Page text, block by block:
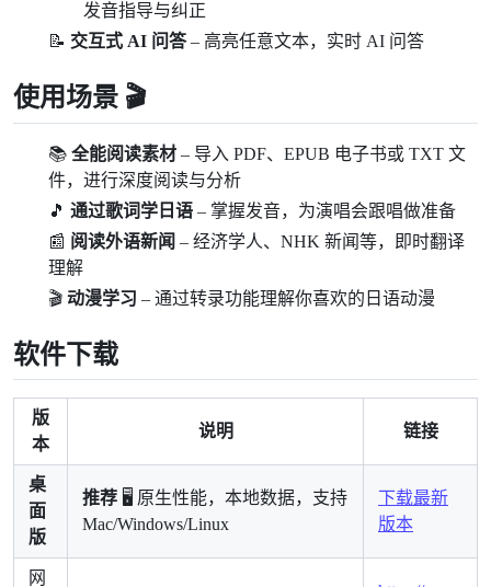
发音指导与纠正
📝 交互式 AI 问答– 高亮任意文本，实时 AI 问答
使用场景 🎬
📚 全能阅读素材 – 导入 PDF、EPUB 电子书或 TXT 文
件，进行深度阅读与分析
🎵 通过歌词学日语 – 掌握发音，为演唱会跟唱做准备
📰 阅读外语新闻 – 经济学人、NHK 新闻等，即时翻译
理解
🎬 动漫学习 – 通过转录功能理解你喜欢的日语动漫
软件下载
版
本
说明 链接
桌
面
版
推荐 🖥️ 原生性能，本地数据，支持
Mac/Windows/Linux
下载最新
版本
网